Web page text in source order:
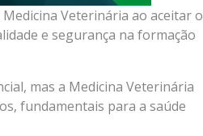
Veterinária ao aceitar o
e segurança na formação
mas a Medicina Veterinária
fundamentais para a saúde